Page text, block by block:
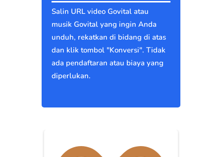
Salin URL video Govital atau
musik Govital yang ingin Anda
unduh, rekatkan di bidang di atas
dan klik tombol "Konversi". Tidak
ada pendaftaran atau biaya yang
diperlukan.